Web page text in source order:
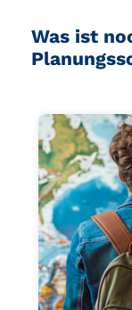
Was ist